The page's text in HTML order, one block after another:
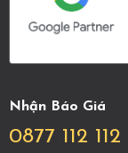
Nhận Báo Giá
0877 112 112